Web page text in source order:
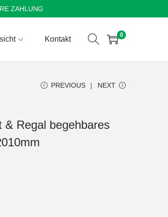
ZAHLUNG
Kontakt 0
PREVIOUS NEXT
& Regal begehbares